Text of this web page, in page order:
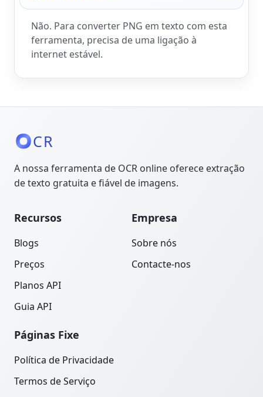
Não. Para converter PNG em texto com esta
ferramenta, precisa de uma ligação à
internet estável.
CR
A nossa ferramenta de OCR online oferece extração
de texto gratuita e fiável de imagens.
Recursos
Blogs
Preços
Planos API
Guia API
Empresa
Sobre nós
Contacte-nos
Páginas Fixe
Política de Privacidade
Termos de Serviço